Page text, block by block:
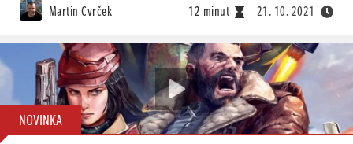
Martin Cvrček 12 minut 21. 10. 2021
NOVINKA